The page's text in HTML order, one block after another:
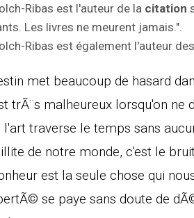
Ribas est l'auteur de la citation
Les livres ne meurent jamais.".
Ribas est également l'auteur
met beaucoup de hasard
trÃ¨s malheureux lorsqu'on ne
l'art traverse le temps sans
de notre monde, c'est le
est la seule chose qui
se paye sans doute de